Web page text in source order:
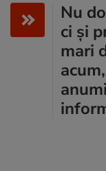
Nu
ci și
mari